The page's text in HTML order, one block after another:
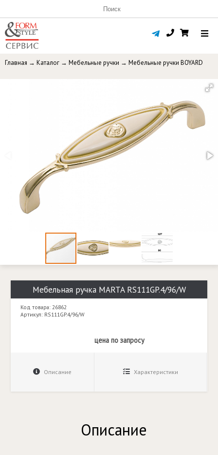
Главная → Каталог → Мебельные ручки → Мебельные ручки BOYARD
Мебельная ручка MARTA RS111GP.4/96/W
Код товара: 26862
Артикул: RS111GP.4/96/W
цена по запросу
Описание Характеристики
Описание